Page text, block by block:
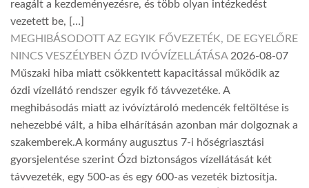
reagált a kezdeményezésre, és több olyan intézkedést
vezetett be, […]
MEGHIBÁSODOTT AZ EGYIK FŐVEZETÉK, DE EGYELŐRE
NINCS VESZÉLYBEN ÓZD IVÓVÍZELLÁTÁSA 2026-08-07
Műszaki hiba miatt csökkentett kapacitással működik az
ózdi vízellátó rendszer egyik fő távvezetéke. A
meghibásodás miatt az ivóvíztároló medencék feltöltése is
nehezebbé vált, a hiba elhárításán azonban már dolgoznak a
szakemberek.A kormány augusztus 7-i hőségriasztási
gyorsjelentése szerint Ózd biztonságos vízellátását két
távvezeték, egy 500-as és egy 600-as vezeték biztosítja.